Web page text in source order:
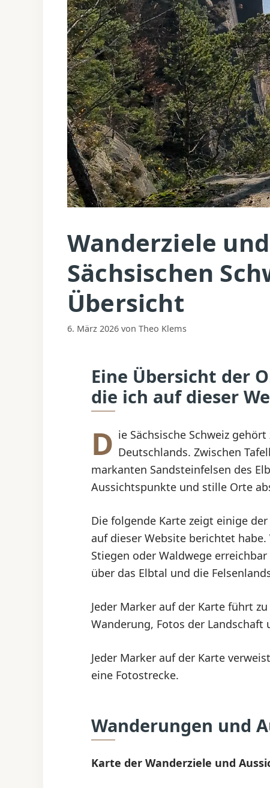
Wanderziele
Sächsischen
Übersicht
6. März 2026 von Theo Klems
Eine Übersicht der
die ich auf dieser
D ie Sächsische Schweiz
Deutschlands. Zwischen
markanten Sandsteinfelsen des
Aussichtspunkte und stille Orte
Die folgende Karte zeigt einige
auf dieser Website berichtet
Stiegen oder Waldwege
über das Elbtal und die
Jeder Marker auf der Karte führt
Wanderung, Fotos der Landschaft
Jeder Marker auf der Karte
eine Fotostrecke.
Wanderungen und
Karte der Wanderziele und